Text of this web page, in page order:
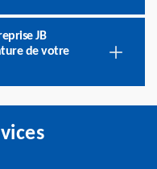
JB
de votre